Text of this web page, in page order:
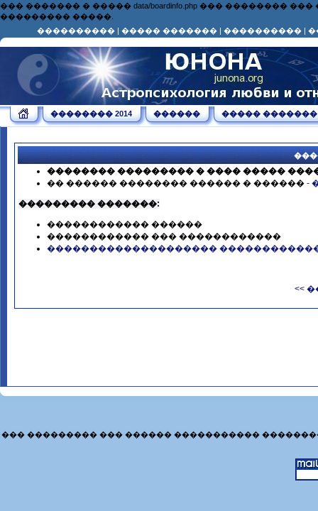
��� ������� � ����� data/boardinfo.php ���
��������� �����.
���������� | ����� ������� | ���������� |
�������� 2014 ������ ����� �������
�������� ��������� � ���� �����
�� ������ �������� ������ � ������ -
��������� �������:
������������ ������
������������ ��� ������������
��������������������
<<
��� ��������� ��� ������ �����������